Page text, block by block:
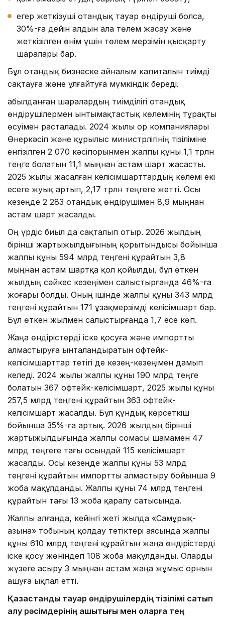
егер жеткізуші отандық тауар өндіруші болса,
30%-ға дейін алдын ала төлем жасау және
жеткізілген өнім үшін төлем мерзімін қысқарту
шаралары бар.
Бұл отандық бизнеске айналым капиталын тиімді
сақтауға және ұлғайтуға мүмкіндік береді.
Қабылданған шаралардың тиімділігі отандық
өндірушілермен ынтымақтастық көлемінің тұрақты
өсуімен расталады. 2024 жылы Қор компаниялары
Өнеркәсіп және құрылыс министрлігінің тізіліміне
енгізілген 2 070 кәсіпорынмен жалпы құны 1,1 трлн
теңге болатын 11,1 мыңнан астам шарт жасасты.
2025 жылы жасалған келісімшарттардың көлемі екі
есеге жуық артып, 2,17 трлн теңгеге жетті. Осы
кезеңде 2 283 отандық өндірушімен 8,9 мыңнан
астам шарт жасалды.
Оң үрдіс биыл да сақталып отыр. 2026 жылдың
бірінші жартыжылдығының қорытындысы бойынша
жалпы құны 594 млрд теңгені құрайтын 3,8
мыңнан астам шартқа қол қойылды, бұл өткен
жылдың сәйкес кезеңімен салыстырғанда 46%-ға
жоғары болды. Оның ішінде жалпы құны 343 млрд
теңгені құрайтын 171 ұзақмерзімді келісімшарт бар.
Бұл өткен жылмен салыстырғанда 1,7 есе көп.
Жаңа өндірістерді іске қосуға және импортты
алмастыруға ынталандыратын офтейк-
келісімшарттар тетігі де кезең-кезеңімен дамып
келеді. 2024 жылы жалпы құны 190 млрд теңге
болатын 367 офтейк-келісімшарт, 2025 жылы құны
257,5 млрд теңгені құрайтын 363 офтейк-
келісімшарт жасалды. Бұл құндық көрсеткіш
бойынша 35%-ға артық. 2026 жылдың бірінші
жартыжылдығында жалпы сомасы шамамен 47
млрд теңгеге тағы осындай 115 келісімшарт
жасалды. Осы кезеңде жалпы құны 53 млрд
теңгені құрайтын импортты алмастыру бойынша 9
жоба мақұлданды. Жалпы құны 74 млрд теңгені
құрайтын тағы 13 жоба қаралу сатысында.
Жалпы алғанда, кейінгі жеті жылда «Самұрық-
Қазына» тобының қолдау тетіктері аясында жалпы
құны 610 млрд теңгені құрайтын жаңа өндірістерді
іске қосу жөніндегі 108 жоба мақұлданды. Оларды
жүзеге асыру 3 мыңнан астам жаңа жұмыс орнын
ашуға ықпал етті.
Қазақстандық тауар өндірушілердің тізілімі сатып
алу рәсімдерінің ашықтығы мен оларға тең